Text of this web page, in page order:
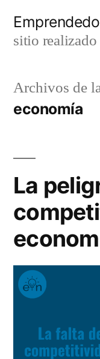
sitio
Archivos de
economía
La